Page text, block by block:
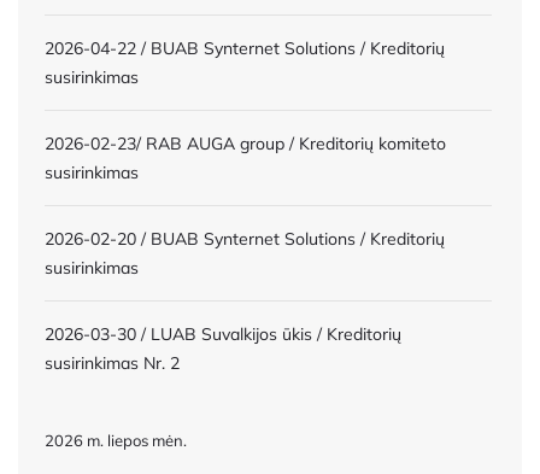
2026-04-22 / BUAB Synternet Solutions / Kreditorių
susirinkimas
2026-02-23/ RAB AUGA group / Kreditorių komiteto
susirinkimas
2026-02-20 / BUAB Synternet Solutions / Kreditorių
susirinkimas
2026-03-30 / LUAB Suvalkijos ūkis / Kreditorių
susirinkimas Nr. 2
2026 m. liepos mėn.